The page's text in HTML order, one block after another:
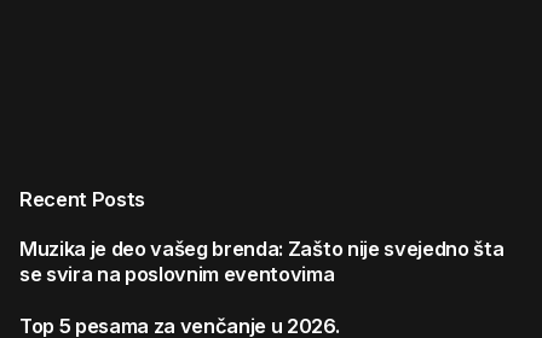
Recent Posts
Muzika je deo vašeg brenda: Zašto nije svejedno šta
se svira na poslovnim eventovima
Top 5 pesama za venčanje u 2026.